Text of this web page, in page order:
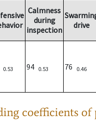
Calmness
during
inspection
drive
0.53 94 0.53 76 0.46
coefficients